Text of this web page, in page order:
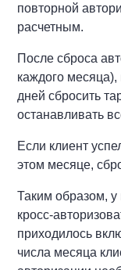
повторной
расчетным.
После сброса
каждого
дней сбросить
останавливать
Если клиент
этом месяце,
Таким образом, у
кросс-
приходилось
числа месяца